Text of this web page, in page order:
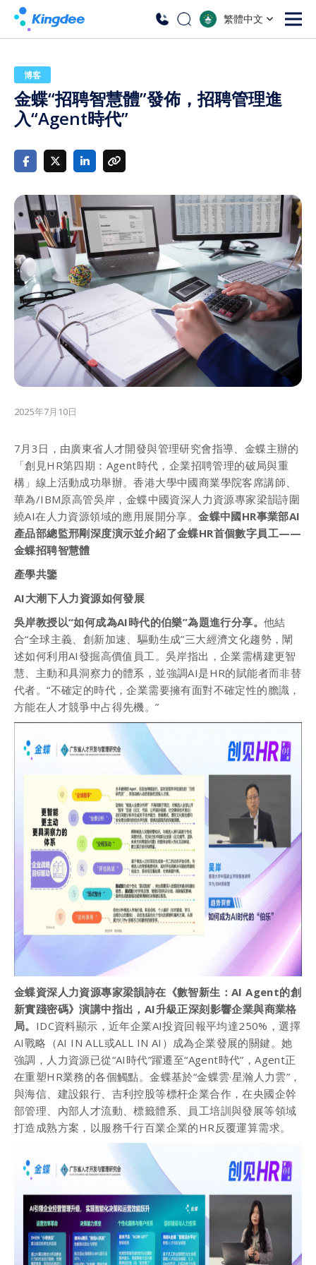
繁體中文
博客
金蝶“招聘智慧體”發佈，招聘管理進
入“Agent時代”
2025年7月10日
7月3日，由廣東省人才開發與管理研究會指導、金蝶主辦的
「創見HR第四期：Agent時代，企業招聘管理的破局與重
構」線上活動成功舉辦。香港大學中國商業學院客席講師、
華為/IBM原高管吳岸，金蝶中國資深人力資源專家梁韻詩圍
繞AI在人力資源領域的應用展開分享。金蝶中國HR事業部AI
產品部總監邢剛深度演示並介紹了金蝶HR首個數字員工——
金蝶招聘智慧體
產學共鑒
AI大潮下人力資源如何發展
吳岸教授以“如何成為AI時代的伯樂”為題進行分享。 他結
合“全球主義、創新加速、驅動生成”三大經濟文化趨勢，闡
述如何利用AI發掘高價值員工。吳岸指出，企業需構建更智
慧、主動和具洞察力的體系，並強調AI是HR的賦能者而非替
代者。“不確定的時代，企業需要擁有面對不確定性的膽識，
方能在人才競爭中占得先機。”
金蝶資深人力資源專家梁韻詩在《數智新生：AI Agent的創
新實踐密碼》演講中指出，AI升級正深刻影響企業與商業格
局。 IDC資料顯示，近年企業AI投資回報平均達250%，選擇
AI戰略（AI IN ALL或ALL IN AI）成為企業發展的關鍵。她
強調，人力資源已從“AI時代”躍遷至“Agent時代”，Agent正
在重塑HR業務的各個觸點。金蝶基於“金蝶雲·星瀚人力雲”，
與海信、建設銀行、吉利控股等標杆企業合作，在央國企幹
部管理、內部人才流動、標籤體系、員工培訓與發展等領域
打造成熟方案，以服務千行百業企業的HR反覆運算需求。